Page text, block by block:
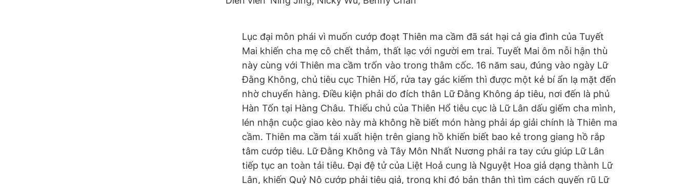
Lục đại môn phái vì muốn cướp đoạt Thiên ma cầm đã sát hại cả gia đình của Tuyết
Mai khiến cha mẹ cô chết thảm, thất lạc với người em trai. Tuyết Mai ôm nỗi hận thù
này cùng với Thiên ma cầm trốn vào trong thâm cốc. 16 năm sau, đúng vào ngày Lữ
Đằng Không, chủ tiêu cục Thiên Hổ, rửa tay gác kiếm thì được một kẻ bí ẩn lạ mặt đến
nhờ chuyển hàng. Điều kiện phải do đích thân Lữ Đằng Không áp tiêu, nơi đến là phủ
Hàn Tốn tại Hàng Châu. Thiếu chủ của Thiên Hổ tiêu cục là Lữ Lân dấu giếm cha mình,
lén nhận cuộc giao kèo này mà không hề biết món hàng phải áp giải chính là Thiên ma
cầm. Thiên ma cầm tái xuất hiện trên giang hồ khiến biết bao kẻ trong giang hồ rắp
tâm cướp tiêu. Lữ Đằng Không và Tây Môn Nhất Nương phải ra tay cứu giúp Lữ Lân
tiếp tục an toàn tải tiêu. Đại đệ tử của Liệt Hoả cung là Nguyệt Hoa giả dạng thành Lữ
Lân, khiến Quỷ Nô cướp phải tiêu giả, trong khi đó bản thân thì tìm cách quyến rũ Lữ